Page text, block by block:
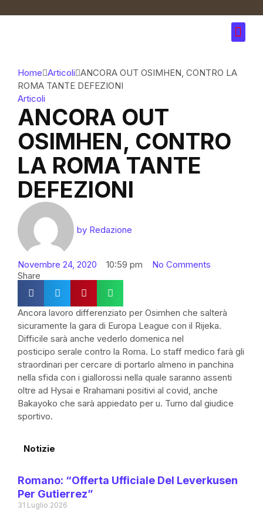
Home Articoli ANCORA OUT OSIMHEN, CONTRO LA
ROMA TANTE DEFEZIONI
Articoli
ANCORA OUT
OSIMHEN, CONTRO
LA ROMA TANTE
DEFEZIONI
by Redazione
Novembre 24, 2020 10:59 pm
No Comments
Share
Ancora lavoro differenziato per Osimhen che salterà
sicuramente la gara di Europa League con il Rijeka.
Difficile sarà anche vederlo domenica nel
posticipo serale contro la Roma. Lo staff medico farà gli
straordinari per cercare di portarlo almeno in panchina
nella sfida con i giallorossi nella quale saranno assenti
oltre ad Hysai e Rrahamani positivi al covid, anche
Bakayoko che sarà appiedato per u. Turno dal giudice
sportivo.
Notizie
Romano: “Offerta Ufficiale Del Leverkusen
Per Gutierrez”
31 Luglio 2026